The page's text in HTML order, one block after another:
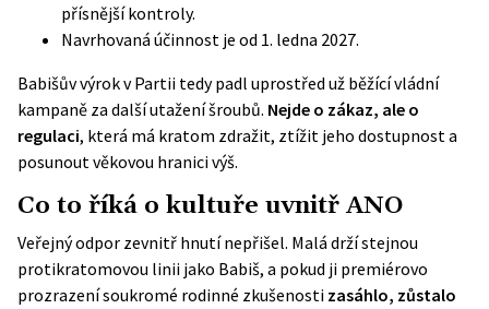
přísnější kontroly.
Navrhovaná účinnost je od 1. ledna 2027.
Babišův výrok v Partii tedy padl uprostřed už běžící vládní
kampaně za další utažení šroubů. Nejde o zákaz, ale o
regulaci, která má kratom zdražit, ztížit jeho dostupnost a
posunout věkovou hranici výš.
Co to říká o kultuře uvnitř ANO
Veřejný odpor zevnitř hnutí nepřišel. Malá drží stejnou
protikratomovou linii jako Babiš, a pokud ji premiérovo
prozrazení soukromé rodinné zkušenosti zasáhlo, zůstalo